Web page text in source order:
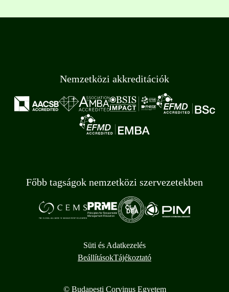
Nemzetközi akkreditációk
Főbb tagságok nemzetközi szervezetekben
Süti és Adatkezelés
BeállításokTájékoztató
© Budapesti Corvinus Egyetem